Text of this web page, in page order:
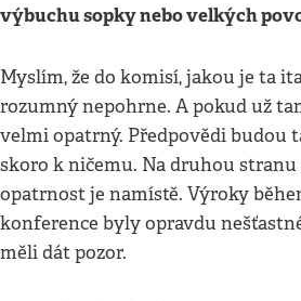
výbuchu sopky nebo velkých
Myslím, že do komisí, jakou je ta
rozumný nepohrne. A pokud už
velmi opatrný. Předpovědi budou
skoro k ničemu. Na druhou stranu
opatrnost je namístě. Výroky
konference byly opravdu
měli dát pozor.